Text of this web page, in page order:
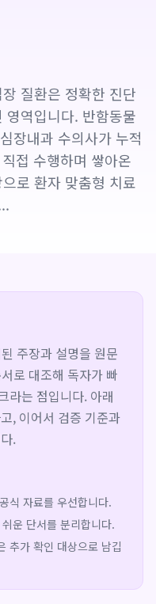
질환은 정확한 진단
영역입니다. 반함동물
장내과 수의사가 누적
접 수행하며 쌓아온
로 환자 맞춤형 치료
주장과 설명을 원문
로 대조해 독자가 빠
라는 점입니다. 아래
, 이어서 검증 기준과
.
식 자료를 우선합니다.
운 단서를 분리합니다.
추가 확인 대상으로 남깁